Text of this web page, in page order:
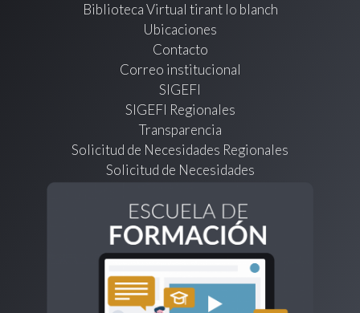
Biblioteca Virtual tirant lo blanch
Ubicaciones
Contacto
Correo institucional
SIGEFI
SIGEFI Regionales
Transparencia
Solicitud de Necesidades Regionales
Solicitud de Necesidades